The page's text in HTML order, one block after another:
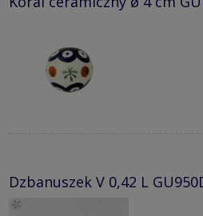
Dzbanuszek V 0,42 L